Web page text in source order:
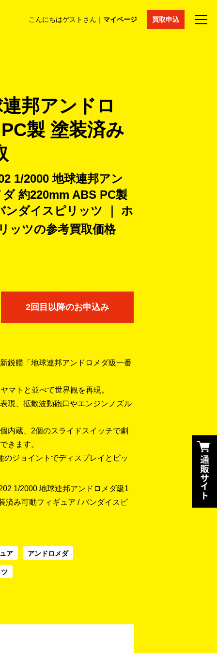
こんにちはゲストさん｜ マイページ 買取申込
コラム マイページ 採用情報 通販サイト
邦アンドロ
製 塗装済み
1/2000 地球連邦アン
約220mm ABS PC製
ンダイスピリッツ ｜ ホ
ッツの参考買取価格
2回目以降のお申込み
鋭艦「地球連邦アンドロメダ級一番
マトと並べて世界観を再現。
現、拡散波動砲口やエンジンノズル
内蔵、2個のスライドスイッチで劇
きます。
ジョイントでディスプレイとピッ
1/2000 地球連邦アンドロメダ級1
済み可動フィギュア / バンダイスピ
ア アンドロメダ